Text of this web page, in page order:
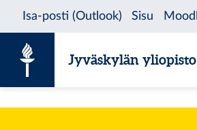
Jyväskylän yliopisto